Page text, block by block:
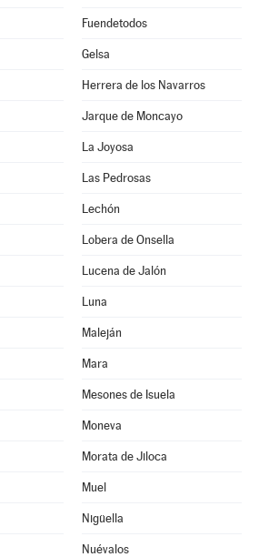
Fuendetodos
Gelsa
Herrera de los Navarros
Jarque de Moncayo
La Joyosa
Las Pedrosas
Lechón
Lobera de Onsella
Lucena de Jalón
Luna
Maleján
Mara
Mesones de Isuela
Moneva
Morata de Jiloca
Muel
Nigüella
Nuévalos